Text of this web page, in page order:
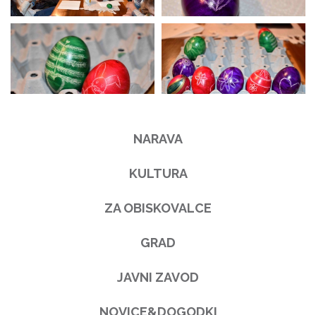
NARAVA
KULTURA
ZA OBISKOVALCE
GRAD
JAVNI ZAVOD